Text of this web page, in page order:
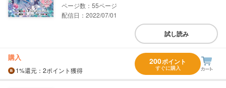
55
配信日：2022/07/01
試し読み
購入
1%還元 ：2ポイント獲得
200ポイント
すぐに購入